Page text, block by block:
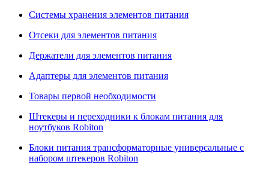
Системы хранения элементов питания
Отсеки для элементов питания
Держатели для элементов питания
Адаптеры для элементов питания
Товары первой необходимости
Штекеры и переходники к блокам питания для
ноутбуков Robiton
Блоки питания трансформаторные универсальные с
набором штекеров Robiton